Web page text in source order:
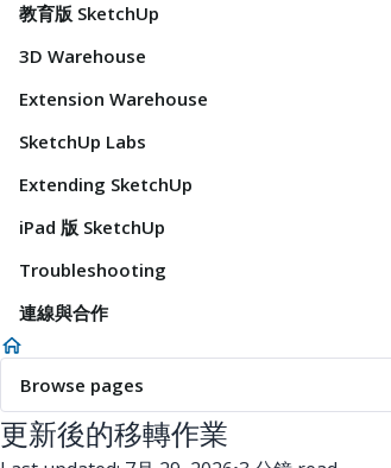
教育版 SketchUp
3D Warehouse
Extension Warehouse
SketchUp Labs
Extending SketchUp
iPad 版 SketchUp
Troubleshooting
連線與合作
Browse pages
更新後的移轉作業